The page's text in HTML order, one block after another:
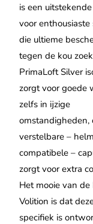
is een
voor enthousiaste
die ultieme
tegen de kou
PrimaLoft Silver
zorgt voor goede
zelfs in ijzige
omstandigheden,
verstelbare – helm
compatibele –
zorgt voor extra
Het mooie van de
Volition is dat
specifiek is